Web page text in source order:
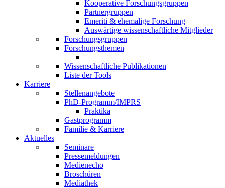
Kooperative Forschungsgruppen
Partnergruppen
Emeriti & ehemalige Forschung
Auswärtige wissenschaftliche Mitglieder
Forschungsgruppen
Forschungsthemen
Wissenschaftliche Publikationen
Liste der Tools
Karriere
Stellenangebote
PhD-Programm/IMPRS
Praktika
Gastprogramm
Familie & Karriere
Aktuelles
Seminare
Pressemeldungen
Medienecho
Broschüren
Mediathek